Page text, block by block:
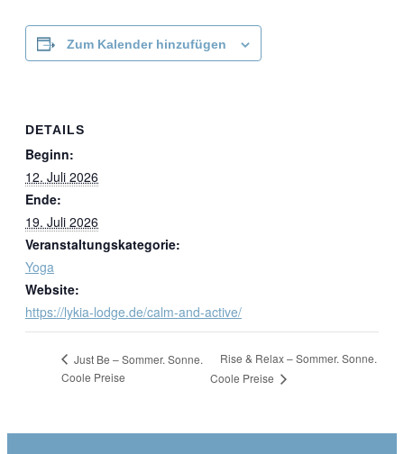
Zum Kalender hinzufügen
DETAILS
Beginn:
12. Juli 2026
Ende:
19. Juli 2026
Veranstaltungskategorie:
Yoga
Website:
https://lykia-lodge.de/calm-and-active/
Just Be – Sommer. Sonne.
Coole Preise
Rise & Relax – Sommer. Sonne.
Coole Preise